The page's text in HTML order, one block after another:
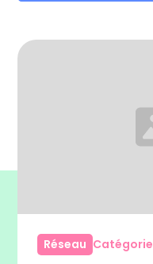
Réseau Catégorie